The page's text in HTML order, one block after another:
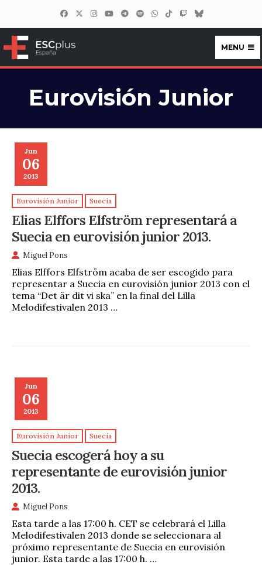
ESCplus España
MENU
Eurovisión Junior
Jun
06
2013
Eurovisión Junior Suecia
Elias Elffors Elfström representará a
Suecia en eurovisión junior 2013.
Miguel Pons
Elias Elffors Elfström acaba de ser escogido para
representar a Suecia en eurovisión junior 2013 con el
tema “Det är dit vi ska” en la final del Lilla
Melodifestivalen 2013 …
Jun
06
2013
Eurovisión Junior Suecia
Suecia escogerá hoy a su
representante de eurovisión junior
2013.
Miguel Pons
Esta tarde a las 17:00 h. CET se celebrará el Lilla
Melodifestivalen 2013 donde se seleccionara al
próximo representante de Suecia en eurovisión
junior. Esta tarde a las 17:00 h. …